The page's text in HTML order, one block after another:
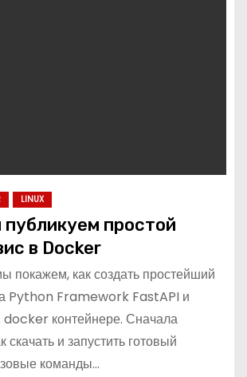
LINUX
простой
в Docker
покажем, как создать простейший
Python Framework FastAPI и
docker контейнере. Сначала
скачать и запустить готовый
команды…